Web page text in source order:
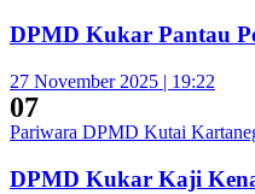
DPMD Kukar Pantau
27 November 2025 | 19:22
07
Pariwara DPMD Kutai
DPMD Kukar Kaji